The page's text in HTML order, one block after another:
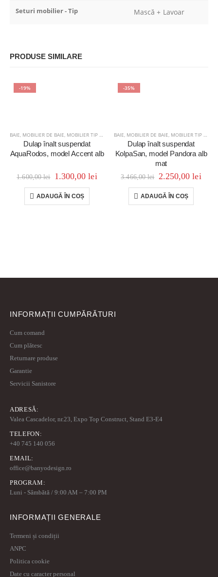
Seturi mobilier - Tip Mască + Lavoar
PRODUSE SIMILARE
-19%
BAIE, MOBILIER DE BAIE, MOBILIER TIP COLOANĂ
Dulap înalt suspendat
AquaRodos, model Accent alb
1.600,00lei 1.300,00lei
ADAUGĂ ÎN COȘ
-35%
BAIE, MOBILIER DE BAIE, MOBILIER TIP COLOANĂ
Dulap înalt suspendat
KolpaSan, model Pandora alb
mat
3.466,00lei 2.250,00lei
ADAUGĂ ÎN COȘ
INFORMAȚII CUMPĂRĂTURI
Cum comand
Cum plătesc
Returnare produse
Garantie
Servicii Sanistore
ADRESĂ:
Valea Cascadelor, nr.23, Expo Top Construct, Stand E3-E4
TELEFON:
+40 745 140 056
EMAIL:
office@banyodesign.ro
PROGRAM:
Luni - Sâmbătă / 9:00 AM – 7:00 PM
INFORMAȚII GENERALE
Termeni și condiții
ANPC
Politica cookie
Date cu caracter personal